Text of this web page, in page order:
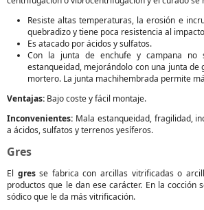
Resiste altas temperaturas, la erosión e
quebradizo y tiene poca resistencia al
Es atacado por ácidos y sulfatos.
Con la junta de enchufe y campana no
estanqueidad, mejorándolo con una junta de
mortero. La junta machihembrada permite
Ventajas: Bajo coste y fácil montaje.
Inconvenientes: Mala estanqueidad, fragilidad,
a ácidos, sulfatos y terrenos yesíferos.
Gres
El gresse fabrica con arcillas vitrificadas o
productos que le dan ese carácter. En la cocción
sódico que le da más vitrificación.